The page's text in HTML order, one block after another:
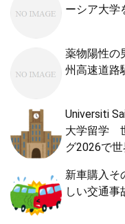
ーシア大学
薬物陽性
州高速道路
Universiti
大学留学
グ2026で
新車購入そ
しい交通